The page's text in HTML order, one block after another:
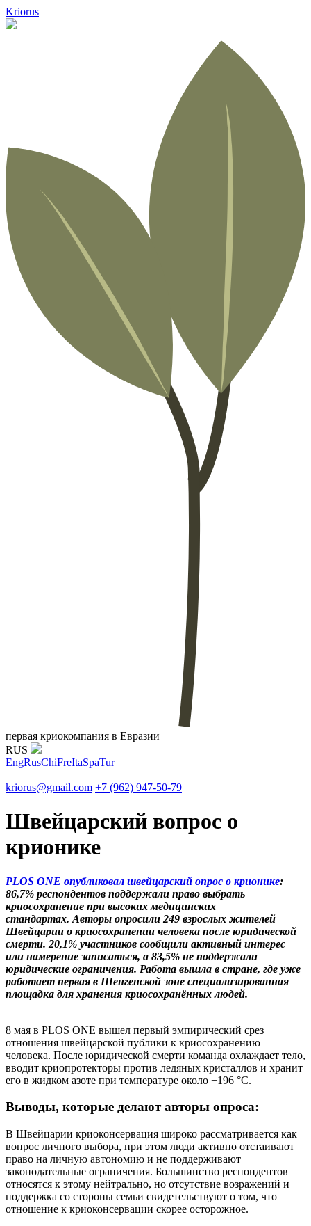
Kriorus
первая криокомпания в Евразии
RUS
EngRusChiFreItaSpaTur
kriorus@gmail.com +7 (962) 947-50-79
Швейцарский вопрос о
крионике
PLOS ONE опубликовал швейцарский опрос о крионике:
86,7% респондентов поддержали право выбрать
криосохранение при высоких медицинских
стандартах. Авторы опросили 249 взрослых жителей
Швейцарии о криосохранении человека после юридической
смерти. 20,1% участников сообщили активный интерес
или намерение записаться, а 83,5% не поддержали
юридические ограничения. Работа вышла в стране, где уже
работает первая в Шенгенской зоне специализированная
площадка для хранения криосохранённых людей.
8 мая в PLOS ONE вышел первый эмпирический срез
отношения швейцарской публики к криосохранению
человека. После юридической смерти команда охлаждает тело,
вводит криопротекторы против ледяных кристаллов и хранит
его в жидком азоте при температуре около −196 °C.
Выводы, которые делают авторы опроса:
В Швейцарии криоконсервация широко рассматривается как
вопрос личного выбора, при этом люди активно отстаивают
право на личную автономию и не поддерживают
законодательные ограничения. Большинство респондентов
относятся к этому нейтрально, но отсутствие возражений и
поддержка со стороны семьи свидетельствуют о том, что
отношение к криоконсервации скорее осторожное.